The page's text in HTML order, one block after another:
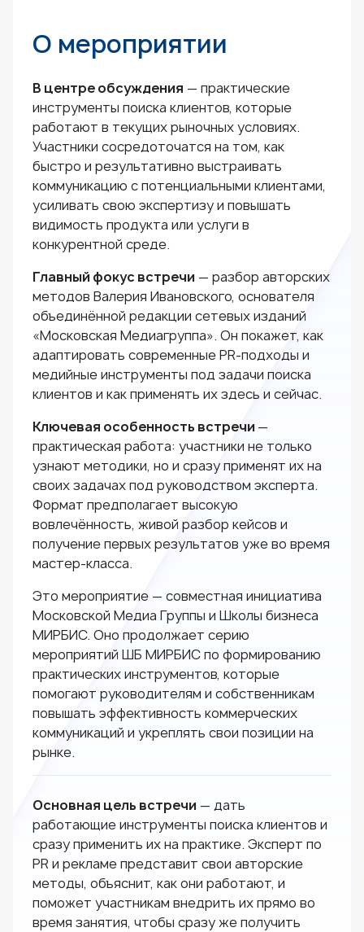
О мероприятии
В центре обсуждения — практические
инструменты поиска клиентов, которые
работают в текущих рыночных условиях.
Участники сосредоточатся на том, как
быстро и результативно выстраивать
коммуникацию с потенциальными клиентами,
усиливать свою экспертизу и повышать
видимость продукта или услуги в
конкурентной среде.
Главный фокус встречи — разбор авторских
методов Валерия Ивановского, основателя
объединённой редакции сетевых изданий
«Московская Медиагруппа». Он покажет, как
адаптировать современные PR-подходы и
медийные инструменты под задачи поиска
клиентов и как применять их здесь и сейчас.
Ключевая особенность встречи—
практическая работа: участники не только
узнают методики, но и сразу применят их на
своих задачах под руководством эксперта.
Формат предполагает высокую
вовлечённость, живой разбор кейсов и
получение первых результатов уже во время
мастер-класса.
Это мероприятие — совместная инициатива
Московской Медиа Группы и Школы бизнеса
МИРБИС. Оно продолжает серию
мероприятий ШБ МИРБИС по формированию
практических инструментов, которые
помогают руководителям и собственникам
повышать эффективность коммерческих
коммуникаций и укреплять свои позиции на
рынке.
Основная цель встречи — дать
работающие инструменты поиска клиентов и
сразу применить их на практике. Эксперт по
PR и рекламе представит свои авторские
методы, объяснит, как они работают, и
поможет участникам внедрить их прямо во
время занятия, чтобы сразу же получить